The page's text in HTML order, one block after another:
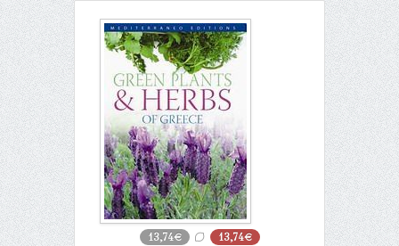
13,74€ 13,74€